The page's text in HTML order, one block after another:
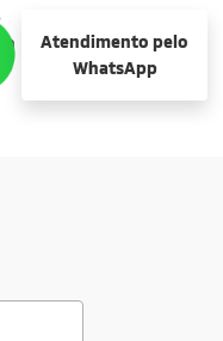
Atendimento pelo
WhatsApp